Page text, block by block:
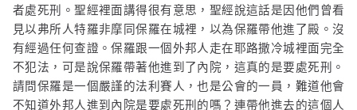
者處死刑。聖經裡面講得很有意思，聖經說這話是因他們曾看
見以弗所人特羅非摩同保羅在城裡，以為保羅帶他進了殿。沒
有經過任何查證。保羅跟一個外邦人走在耶路撒冷城裡面完全
不犯法，可是說保羅帶著他進到了內院，這真的是要處死刑。
請問保羅是一個嚴謹的法利賽人，也是公會的一員，難道他會
不知道外邦人進到內院是要處死刑的嗎？連帶他進去的這個人